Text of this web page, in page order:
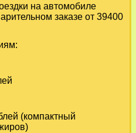
на автомобиле
заказе от 39400
(компактный